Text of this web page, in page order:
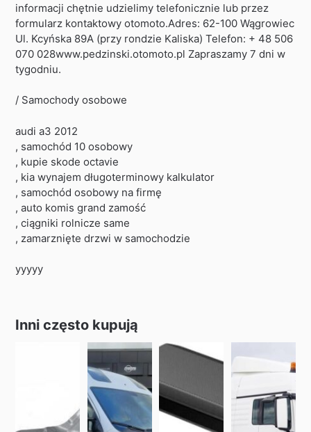
informacji chętnie udzielimy telefonicznie lub przez
formularz kontaktowy otomoto.Adres: 62-100 Wągrowiec
Ul. Kcyńska 89A (przy rondzie Kaliska) Telefon: + 48 506
070 028www.pedzinski.otomoto.pl Zapraszamy 7 dni w
tygodniu.
/ Samochody osobowe
audi a3 2012
, samochód 10 osobowy
, kupie skode octavie
, kia wynajem długoterminowy kalkulator
, samochód osobowy na firmę
, auto komis grand zamość
, ciągniki rolnicze same
, zamarznięte drzwi w samochodzie
yyyyy
Inni często kupują